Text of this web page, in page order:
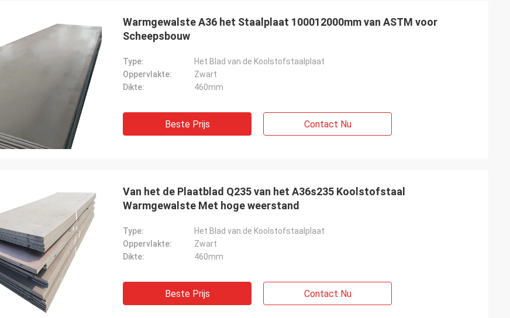
Warmgewalste A36 het Staalplaat 100012000mm van ASTM voor
Scheepsbouw
Type:
Het Blad van de Koolstofstaalplaat
Oppervlakte:
Zwart
Dikte:
460mm
Beste Prijs Contact Nu
Van het de Plaatblad Q235 van het A36s235 Koolstofstaal
Warmgewalste Met hoge weerstand
Type:
Het Blad van de Koolstofstaalplaat
Oppervlakte:
Zwart
Dikte:
460mm
Beste Prijs Contact Nu